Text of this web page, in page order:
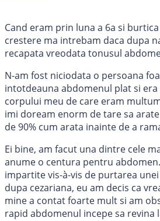
Cand eram prin luna a 6a si
crestere ma intrebam daca dupa
recapata vreodata tonusul
N-am fost niciodata o persoana
intotdeauna abdomenul plat si
corpului meu de care eram
imi doream enorm de tare sa
de 90% cum arata inainte de a
Ei bine, am facut una dintre cele
anume o centura pentru
impartite vis-à-vis de purtarea
dupa cezariana, eu am decis ca
mine a contat foarte mult si am
rapid abdomenul incepe sa revina